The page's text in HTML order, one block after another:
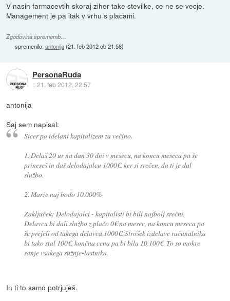
V nasih farmacevtih skoraj ziher take stevilke, ce ne se vecje.
Management je pa itak v vrhu s placami.
Zgodovina sprememb…
spremenilo:antonija(21. feb 2012 ob 21:58)
PersonaRuda
::21. feb 2012, 22:57
antonija
Saj sem napisal:
Sicer pa idelani kapitalizem za večino.
1. Delaš 20 ur na dan 30 dni v mesecu, na koncu meseca pa še
prineseš in daš delodajalcu 1000€, ker si srečen, da ti je dal
službo.
2. Marže naj bodo 10.000%
Zaključek: Delodajalci - kapitalisti bi bili najbolj srečni.
Delavcu bi dali službo z plačo 0€ na mesec, na koncu meseca pa
še prejeli od takega delavca 1000€. Strošek izdelave računalnika
bi tako stal 100€, končna cena pa bi bila 10.100€. To so mokre
sanje vsakega sužnje-lastnika.
In ti to samo potrjuješ.